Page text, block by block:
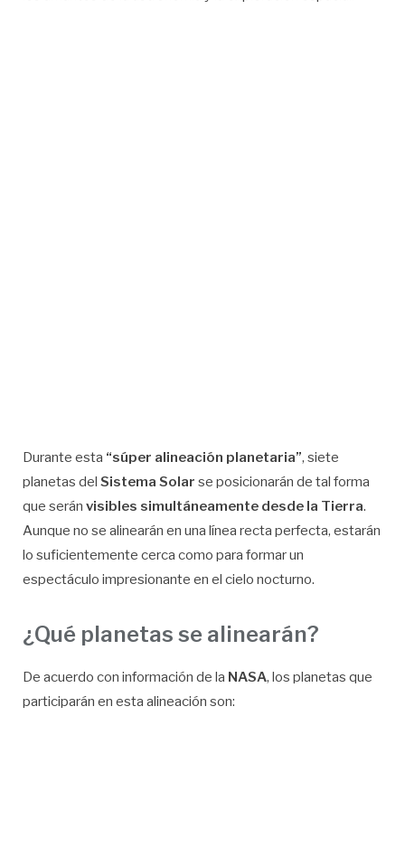
Durante esta “súper alineación planetaria”, siete
planetas del Sistema Solar se posicionarán de tal forma
que serán visibles simultáneamente desde la Tierra.
Aunque no se alinearán en una línea recta perfecta, estarán
lo suficientemente cerca como para formar un
espectáculo impresionante en el cielo nocturno.
¿Qué planetas se alinearán?
De acuerdo con información de la NASA, los planetas que
participarán en esta alineación son: